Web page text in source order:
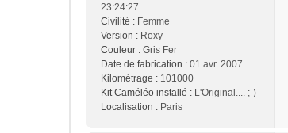
23:24:27
Civilité : Femme
Version : Roxy
Couleur : Gris Fer
Date de fabrication : 01 avr. 2007
Kilométrage : 101000
Kit Caméléo installé : L'Original.... ;-)
Localisation : Paris